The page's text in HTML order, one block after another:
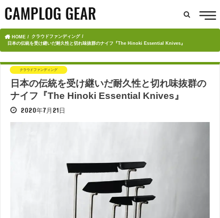
HOME
クラウドファンディング
日本の伝統を受け継いだ耐久性と切れ味抜群のナイフ『The Hinoki Essential Knives』
クラウドファンディング
日本の伝統を受け継いだ耐久性と切れ味抜群の
ナイフ『The Hinoki Essential Knives』
2020年7月21日